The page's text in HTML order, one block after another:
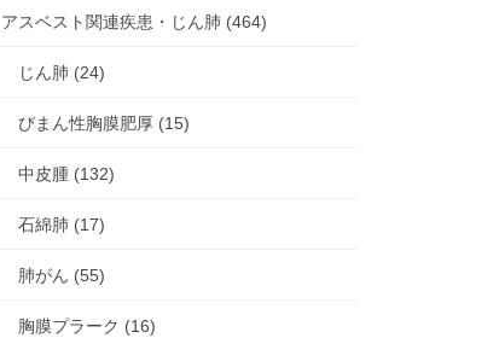
アスベスト関連疾患・じん肺 (464)
じん肺 (24)
びまん性胸膜肥厚 (15)
中皮腫 (132)
石綿肺 (17)
肺がん (55)
胸膜プラーク (16)